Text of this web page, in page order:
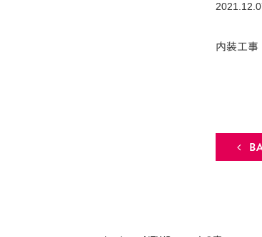
内装工事